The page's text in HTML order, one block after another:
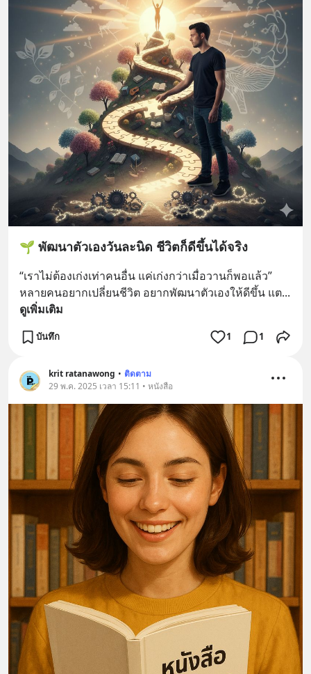
🌱 พัฒนาตัวเองวันละนิด ชีวิตก็ดีขึ้นได้จริง
“เราไม่ต้องเก่งเท่าคนอื่น แค่เก่งกว่าเมื่อวานก็พอแล้ว”
หลายคนอยากเปลี่ยนชีวิต อยากพัฒนาตัวเองให้ดีขึ้น แต
ดูเพิ่มเติม
บันทึก 1 1
krit ratanawong • ติดตาม
29 พ.ค. 2025 เวลา 15:11 • หนังสือ